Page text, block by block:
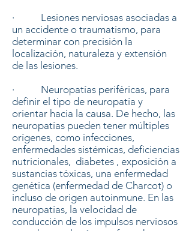
· Lesiones nerviosas asociadas a
un accidente o traumatismo, para
determinar con precisión la
localización, naturaleza y extensión
de las lesiones.
· Neuropatías periféricas, para
definir el tipo de neuropatía y
orientar hacia la causa. De hecho, las
neuropatías pueden tener múltiples
orígenes, como infecciones,
enfermedades sistémicas, deficiencias
nutricionales, diabetes , exposición a
sustancias tóxicas, una enfermedad
genética (enfermedad de Charcot) o
incluso de origen autoinmune. En las
neuropatías, la velocidad de
conducción de los impulsos nerviosos
se reduce en las áreas afectadas.